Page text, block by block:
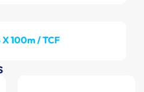
X 100m / TCF